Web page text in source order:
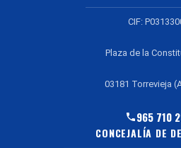
CIF:
Plaza de la
03181 Torrevieja
965 710
CONCEJALÍA DE